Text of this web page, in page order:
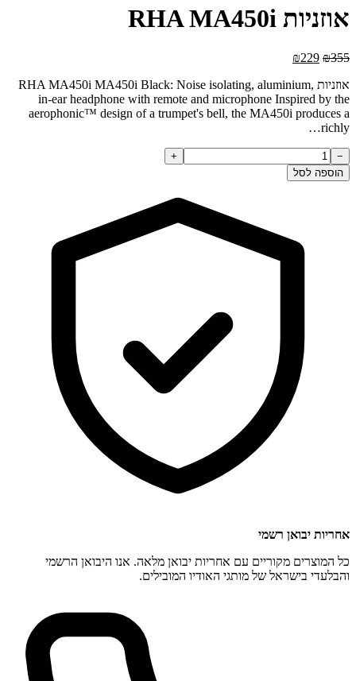
אוזניות RHA MA450i
₪355
המחיר
היה:
₪355.
₪229
הוא:
₪229.
אוזניות RHA MA450i MA450i Black: Noise isolating, aluminium,
in-ear headphone with remote and microphone Inspired by the
aerophonic™ design of a trumpet's bell, the MA450i produces a
richly…
כמות
של
אוזניות
−
+
הוספה לסל
אחריות יבואן רשמי
כל המוצרים מקוריים עם אחריות יבואן מלאה. אנו היבואן הרשמי
והבלעדי בישראל של מותגי האודיו המובילים.